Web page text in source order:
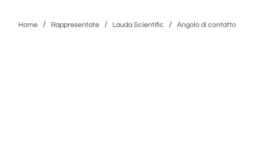
Home Rappresentate Lauda Scientific Angolo di contatto